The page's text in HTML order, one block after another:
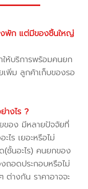
พัก แต่มีของชิ้นใหญ่
ให้บริการพร้อมคนยก
เพิ่ม ลูกค้าเก็บของรอ
างไร ?
ของ มีหลายปัจจัยที่
ไร เยอะหรือไม่
ชั้นอะไร) คนยกของ
ถอดประกอบหรือไม่
ต่างกัน ราคาอาจจะ